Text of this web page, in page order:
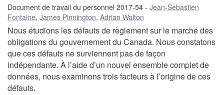
Document de travail du personnel 2017-54
Jean-Sébastien
Fontaine, James Pinnington, Adrian Walton
Nous étudions les défauts de règlement sur le marché des
obligations du gouvernement du Canada. Nous constatons
que ces défauts ne surviennent pas de façon
indépendante. À l’aide d’un nouvel ensemble complet de
données, nous examinons trois facteurs à l’origine de ces
défauts.